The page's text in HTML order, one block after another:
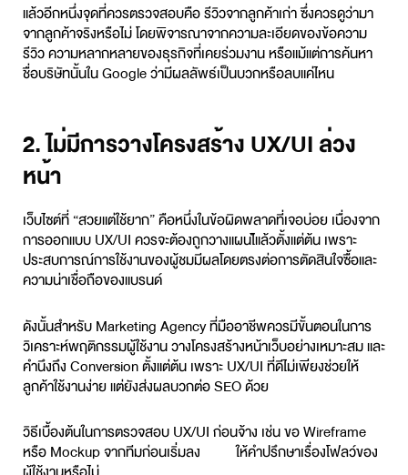
แล้วอีกหนึ่งจุดที่ควรตรวจสอบคือ รีวิวจากลูกค้าเก่า ซึ่งควรดูว่ามา
จากลูกค้าจริงหรือไม่ โดยพิจารณาจากความละเอียดของข้อความ
รีวิว ความหลากหลายของธุรกิจที่เคยร่วมงาน หรือแม้แต่การค้นหา
ชื่อบริษัทนั้นใน Google ว่ามีผลลัพธ์เป็นบวกหรือลบแค่ไหน
2. ไม่มีการวางโครงสร้าง UX/UI ล่วง
หน้า
เว็บไซต์ที่ “สวยแต่ใช้ยาก” คือหนึ่งในข้อผิดพลาดที่เจอบ่อย เนื่องจาก
การออกแบบ UX/UI ควรจะต้องถูกวางแผนไ้แล้วตั้งแต่ต้น เพราะ
ประสบการณ์การใช้งานของผู้ชมมีผลโดยตรงต่อการตัดสินใจซื้อและ
ความน่าเชื่อถือของแบรนด์
ดังนั้นสำหรับMarketing Agencyที่มืออาชีพควรมีขั้นตอนในการ
วิเคราะห์พฤติกรรมผู้ใช้งาน วางโครงสร้างหน้าเว็บอย่างเหมาะสม และ
คำนึงถึง Conversion ตั้งแต่ต้น เพราะ UX/UI ที่ดีไม่เพียงช่วยให้
ลูกค้าใช้งานง่าย แต่ยังส่งผลบวกต่อ SEO ด้วย
วิธีเบื้องต้นในการตรวจสอบ UX/UI ก่อนจ้าง เช่น ขอ Wireframe
หรือ Mockup จากทีมก่อนเริ่มลง ให้คำปรึกษาเรื่องโฟลว์ของ